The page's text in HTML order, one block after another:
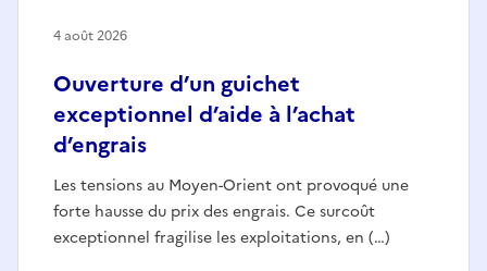
Ouverture d’un guichet
exceptionnel d’aide à l’achat
d’engrais
Les tensions au Moyen-Orient ont provoqué une
forte hausse du prix des engrais. Ce surcoût
exceptionnel fragilise les exploitations, en (…)
4 août 2026